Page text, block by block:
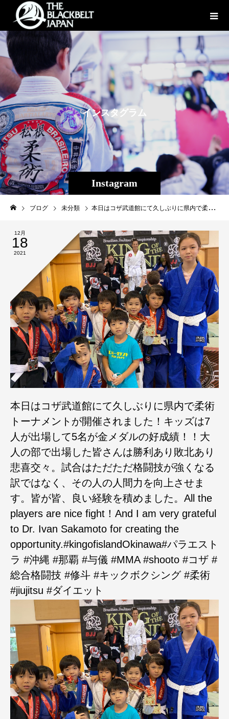
Instagram
インスタグラ ム
ブログ 未分類 本日はコザ武道館にて久しぶりに県内で柔術トーナメントが開催されました！キッズは7人が出場して5名が金メダルの好成績！！大人の部で出場した皆さんは勝利あり敗北あり悲喜交々。試合はただただ格闘技が強くなる訳ではなく、その人の人間力を向上させます。皆が皆、良い経験を積めました。All the players are nice fight！And I am very grateful to Dr. Ivan Sakamoto for creating the opportunity.#kingofislandOkinawa#パラエストラ #沖縄 #那覇 #与儀 #MMA #shooto #コザ #総合格闘技 #修斗 #キックボクシング #柔術 #jiujitsu #ダイエット
12月
18
2021
本日はコザ武道館にて久しぶりに県内で柔術
トーナメントが開催されました！キッズは7
人が出場して5名が金メダルの好成績！！大
人の部で出場した皆さんは勝利あり敗北あり
悲喜交々。試合はただただ格闘技が強くなる
訳ではなく、その人の人間力を向上させま
す。皆が皆、良い経験を積めました。All the
players are nice fight！And I am very grateful
to Dr. Ivan Sakamoto for creating the
opportunity.#kingofislandOkinawa#パラエスト
ラ #沖縄 #那覇 #与儀 #MMA #shooto #コザ #
総合格闘技 #修斗 #キックボクシング #柔術
#jiujitsu #ダイエット